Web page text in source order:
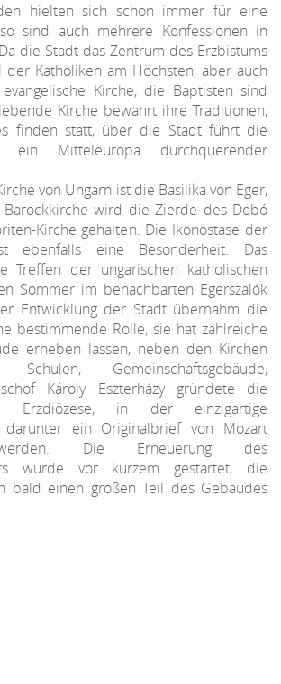
hielten sich schon immer für eine
sind auch mehrere Konfessionen in
die Stadt das Zentrum des Erzbistums
der Katholiken am Höchsten, aber auch
Kirche, die Baptisten sind
Kirche bewahrt ihre Traditionen,
finden statt, über die Stadt führt die
ein Mitteleuropa durchquerender
von Ungarn ist die Basilika von Eger,
wird die Zierde des Dobó
Kirche gehalten. Die Ikonostase der
ebenfalls eine Besonderheit. Das
Treffen der ungarischen katholischen
Sommer im benachbarten Egerszalók
Entwicklung der Stadt übernahm die
bestimmende Rolle, sie hat zahlreiche
erheben lassen, neben den Kirchen
Gemeinschaftsgebäude,
Károly Eszterházy gründete die
Erzdiözese, in der einzigartige
darunter ein Originalbrief von Mozart
Die Erneuerung des
wurde vor kurzem gestartet, die
bald einen großen Teil des Gebäudes